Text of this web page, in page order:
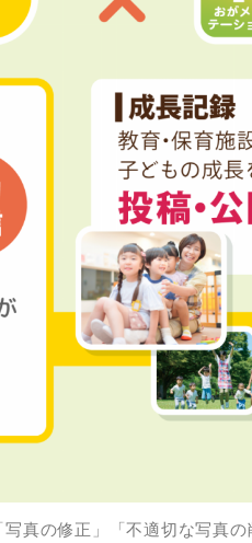
真の修正」「不適切な写真